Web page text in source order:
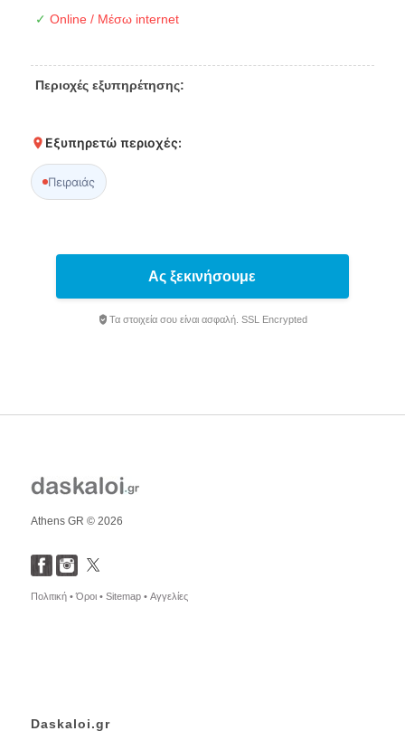
✓ Online / Μέσω internet
Περιοχές εξυπηρέτησης:
Εξυπηρετώ περιοχές:
Πειραιάς
Ας ξεκινήσουμε
Τα στοιχεία σου είναι ασφαλή. SSL Encrypted
Athens GR © 2026
Πολιτική •Όροι • Sitemap • Αγγελίες
Daskaloi.gr